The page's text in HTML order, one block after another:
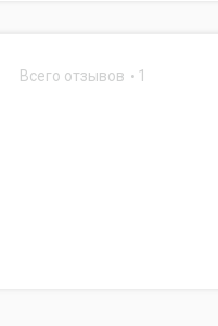
Всего отзывов 1